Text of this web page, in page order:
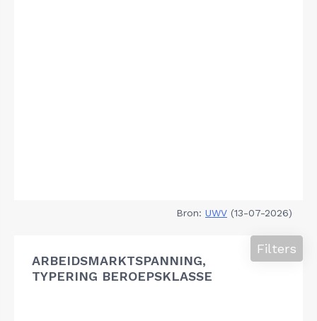
Bron: UWV (13-07-2026)
ARBEIDSMARKTSPANNING,
TYPERING BEROEPSKLASSE
Filters